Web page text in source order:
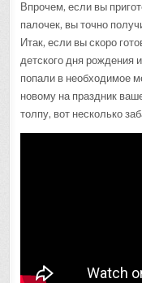
Впрочем, если вы
палочек, вы точно
Итак, если вы скоро
детского дня рождения
попали в необходимое
новому на праздник
толпу, вот несколько